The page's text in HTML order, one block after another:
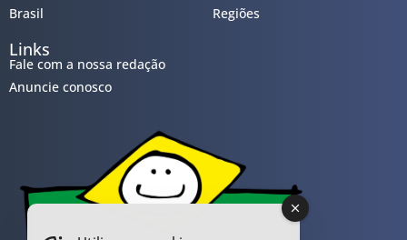
Brasil
Regiões
Links
Fale com a nossa redação
Anuncie conosco